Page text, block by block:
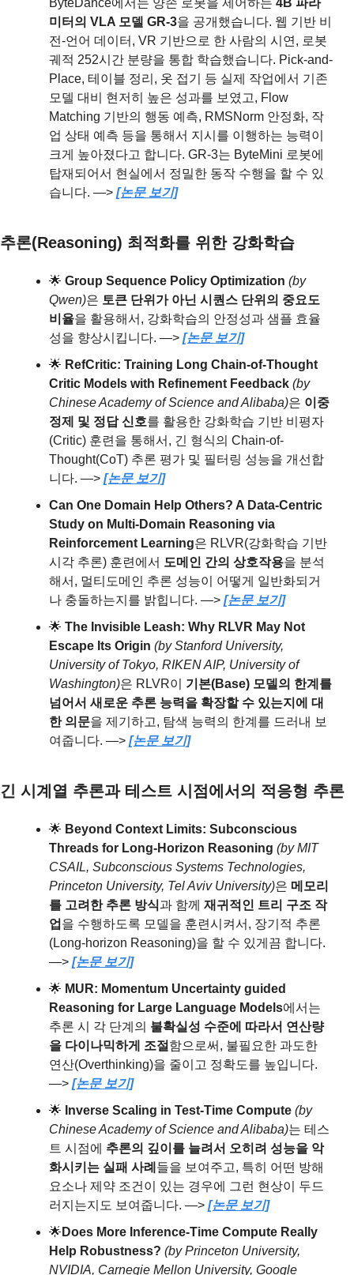
ByteDance에서는 양손 로봇을 제어하는 4B 파라
미터의 VLA 모델 GR-3을 공개했습니다. 웹 기반 비
전-언어 데이터, VR 기반으로 한 사람의 시연, 로봇
궤적 252시간 분량을 통합 학습했습니다. Pick-and-
Place, 테이블 정리, 옷 접기 등 실제 작업에서 기존
모델 대비 현저히 높은 성과를 보였고, Flow
Matching 기반의 행동 예측, RMSNorm 안정화, 작
업 상태 예측 등을 통해서 지시를 이행하는 능력이
크게 높아졌다고 합니다. GR-3는 ByteMini 로봇에
탑재되어서 현실에서 정밀한 동작 수행을 할 수 있
습니다. —> [논문 보기]
추론(Reasoning) 최적화를 위한 강화학습
🌟 Group Sequence Policy Optimization (by
Qwen)은 토큰 단위가 아닌 시퀀스 단위의 중요도
비율을 활용해서, 강화학습의 안정성과 샘플 효율
성을 향상시킵니다. —> [논문 보기]
🌟 RefCritic: Training Long Chain-of-Thought
Critic Models with Refinement Feedback (by
Chinese Academy of Science and Alibaba)은 이중
정제 및 정답 신호를 활용한 강화학습 기반 비평자
(Critic) 훈련을 통해서, 긴 형식의 Chain-of-
Thought(CoT) 추론 평가 및 필터링 성능을 개선합
니다. —> [논문 보기]
Can One Domain Help Others? A Data-Centric
Study on Multi-Domain Reasoning via
Reinforcement Learning은 RLVR(강화학습 기반
시각 추론) 훈련에서 도메인 간의 상호작용을 분석
해서, 멀티도메인 추론 성능이 어떻게 일반화되거
나 충돌하는지를 밝힙니다. —> [논문 보기]
🌟 The Invisible Leash: Why RLVR May Not
Escape Its Origin (by Stanford University,
University of Tokyo, RIKEN AIP, University of
Washington)은 RLVR이 기본(Base) 모델의 한계를
넘어서 새로운 추론 능력을 확장할 수 있는지에 대
한 의문을 제기하고, 탐색 능력의 한계를 드러내 보
여줍니다. —> [논문 보기]
긴 시계열 추론과 테스트 시점에서의 적응형 추론
🌟 Beyond Context Limits: Subconscious
Threads for Long-Horizon Reasoning (by MIT
CSAIL, Subconscious Systems Technologies,
Princeton University, Tel Aviv University)은 메모리
를 고려한 추론 방식과 함께 재귀적인 트리 구조 작
업 을 수행하도록 모델을 훈련시켜서, 장기적 추론
(Long-horizon Reasoning)을 할 수 있게끔 합니다.
—> [논문 보기]
🌟 MUR: Momentum Uncertainty guided
Reasoning for Large Language Models에서는
추론 시 각 단계의 불확실성 수준에 따라서 연산량
을 다이나믹하게 조절 함으로써, 불필요한 과도한
연산(Overthinking)을 줄이고 정확도를 높입니다.
—> [논문 보기]
🌟 Inverse Scaling in Test-Time Compute (by
Chinese Academy of Science and Alibaba)는 테스
트 시점에 추론의 깊이를 늘려서 오히려 성능을 악
화시키는 실패 사례 들을 보여주고, 특히 어떤 방해
요소나 제약 조건이 있는 경우에 그런 현상이 두드
러지는지도 보여줍니다. —> [논문 보기]
🌟 Does More Inference-Time Compute Really
Help Robustness? (by Princeton University,
NVIDIA, Carnegie Mellon University, Google